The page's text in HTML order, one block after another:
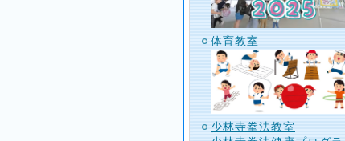
体育教室
少林寺拳法教室